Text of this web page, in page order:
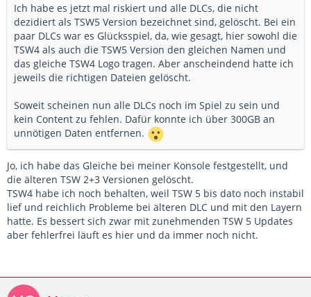
Ich habe es jetzt mal riskiert und alle DLCs, die nicht
dezidiert als TSW5 Version bezeichnet sind, gelöscht. Bei ein
paar DLCs war es Glücksspiel, da, wie gesagt, hier sowohl die
TSW4 als auch die TSW5 Version den gleichen Namen und
das gleiche TSW4 Logo tragen. Aber anscheindend hatte ich
jeweils die richtigen Dateien gelöscht.
Soweit scheinen nun alle DLCs noch im Spiel zu sein und
kein Content zu fehlen. Dafür konnte ich über 300GB an
unnötigen Daten entfernen.
Jo, ich habe das Gleiche bei meiner Konsole festgestellt, und
die älteren TSW 2+3 Versionen gelöscht.
TSW4 habe ich noch behalten, weil TSW 5 bis dato noch instabil
lief und reichlich Probleme bei älteren DLC und mit den Layern
hatte. Es bessert sich zwar mit zunehmenden TSW 5 Updates
aber fehlerfrei läuft es hier und da immer noch nicht.